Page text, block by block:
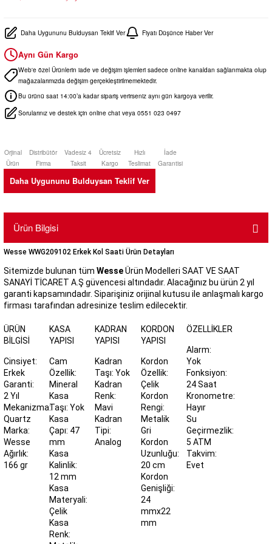
Daha Uygununu Bulduysan Teklif Ver Fiyatı Düşünce Haber Ver
Aynı Gün Kargo
Web'e özel Ürünlerin iade ve değişim işlemleri sadece online kanaldan sağlanmakta olup
mağazalarımızda değişim gerçekleştirilmemektedir.
Bu ürünü saat 14:00’a kadar sipariş verirseniz aynı gün kargoya verilir.
Sorularınız ve destek için online chat veya 0551 023 0497
Orjinal
Ürün
Distribütör
Firma
Vadesiz 4
Taksit
Ücretsiz
Kargo
Hızlı
Teslimat
İade
Garantisi
Daha Uygununu Bulduysan Teklif Ver
Ürün Bilgisi
Wesse WWG209102 Erkek Kol Saati Ürün Detayları
Sitemizde bulunan tüm WesseÜrün Modelleri SAAT VE SAAT
SANAYİ TİCARET A.Ş güvencesi altındadır. Alacağınız bu ürün 2 yıl
garanti kapsamındadır. Siparişiniz orijinal kutusu ile anlaşmalı kargo
firması tarafından adresinize teslim edilecektir.
ÜRÜN
BILGISI
Cinsiyet:
Erkek
Garanti:
2 Yıl
Mekanizma:
Quartz
Marka:
Wesse
Ağırlık:
166 gr
KASA
YAPISI
Cam
Özellik:
Mineral
Kasa
Taşı: Yok
Kasa
Çapı: 47
mm
Kasa
Kalinlik:
12 mm
Kasa
Materyali:
Çelik
Kasa
Renk:
KADRAN
YAPISI
Kadran
Taşı: Yok
Kadran
Renk:
Mavi
Kadran
Tipi:
Analog
KORDON
YAPISI
Kordon
Özellik:
Çelik
Kordon
Rengi:
Metalik
Gri
Kordon
Uzunluğu:
20 cm
Kordon
Genişliği:
24
mmx22
mm
ÖZELLIKLER
Alarm:
Yok
Fonksiyon:
24 Saat
Kronometre:
Hayır
Su
Geçirmezlik:
5 ATM
Takvim:
Evet